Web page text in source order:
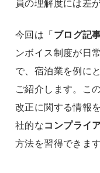
員の理解度には差
今回は「 ブログ記
ンボイス制度が日
で、宿泊業を例に
ご紹介します。こ
改正に関する情報
社的なコンプライ
方法を習得できます